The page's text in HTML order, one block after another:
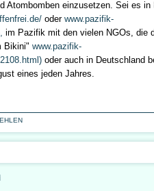
Atombomben einzusetzen. Sei es
oder www.pazifik-
im Pazifik mit den vielen NGOs, die
Bikini" www.pazifik-
oder auch in Deutschland
eines jeden Jahres.